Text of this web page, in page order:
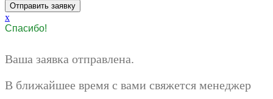
x
Спасибо!
Ваша заявка отправлена.
В ближайшее время с вами свяжется менеджер